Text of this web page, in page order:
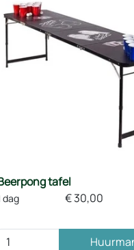
tafel
dag €30,00